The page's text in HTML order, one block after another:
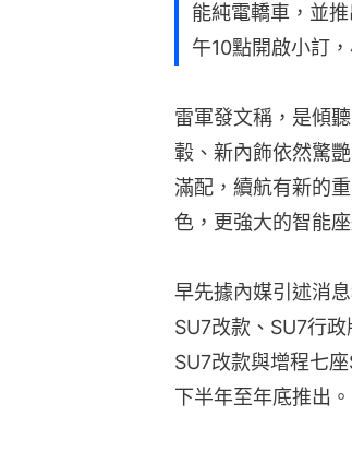
能純電轎車，並
午10點開啟小訂
雷軍發文稱，是傾
轂、新內飾依然驚
滿配，續航有新的
色，更強大的智能
早先據內媒引述消
SU7改款、SU7行
SU7改款與增程七
下半年至年底推出。